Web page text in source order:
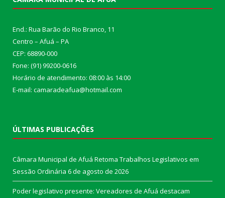
End.: Rua Barão do Rio Branco, 11
Centro – Afuá – PA
CEP: 68890-000
Fone: (91) 99200-0616
Horário de atendimento: 08:00 às 14:00
E-mail: camaradeafua@hotmail.com
ÚLTIMAS PUBLICAÇÕES
Câmara Municipal de Afuá Retoma Trabalhos Legislativos em
Sessão Ordinária 6 de agosto de 2026
Poder legislativo presente: Vereadores de Afuá destacam